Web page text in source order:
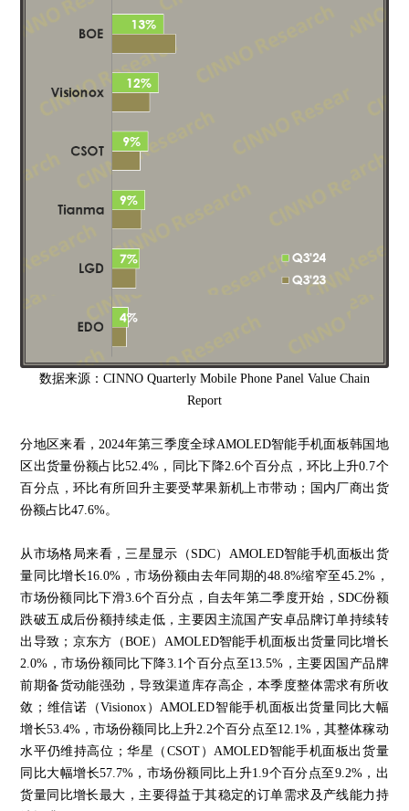
数据来源：CINNO Quarterly Mobile Phone Panel Value Chain
Report
分地区来看，2024年第三季度全球AMOLED智能手机面板韩国地
区出货量份额占比52.4%，同比下降2.6个百分点，环比上升0.7个
百分点，环比有所回升主要受苹果新机上市带动；国内厂商出货
份额占比47.6%。
从市场格局来看，三星显示（SDC）AMOLED智能手机面板出货
量同比增长16.0%，市场份额由去年同期的48.8%缩窄至45.2%，
市场份额同比下滑3.6个百分点，自去年第二季度开始，SDC份额
跌破五成后份额持续走低，主要因主流国产安卓品牌订单持续转
出导致；京东方（BOE）AMOLED智能手机面板出货量同比增长
2.0%，市场份额同比下降3.1个百分点至13.5%，主要因国产品牌
前期备货动能强劲，导致渠道库存高企，本季度整体需求有所收
敛；维信诺（Visionox）AMOLED智能手机面板出货量同比大幅
增长53.4%，市场份额同比上升2.2个百分点至12.1%，其整体稼动
水平仍维持高位；华星（CSOT）AMOLED智能手机面板出货量
同比大幅增长57.7%，市场份额同比上升1.9个百分点至9.2%，出
货量同比增长最大，主要得益于其稳定的订单需求及产线能力持